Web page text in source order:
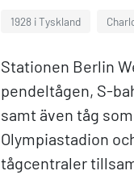
1928 i Tyskland
Stationen Berlin
pendeltågen, S-
samt även tåg
Olympiastadion
tågcentraler